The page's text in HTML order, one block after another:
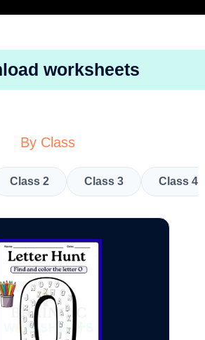
worksheets
By Class
Class 2 Class 3 Class 4